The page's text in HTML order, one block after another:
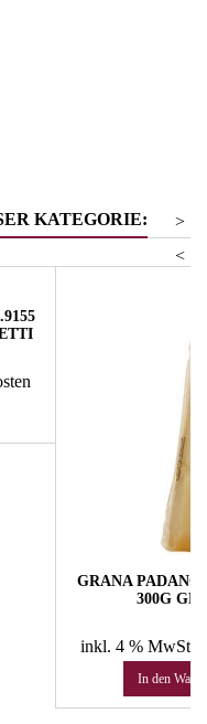
KATEGORIE:
>
<
GRANA
300G
inkl. 4 % MwSt.
In den